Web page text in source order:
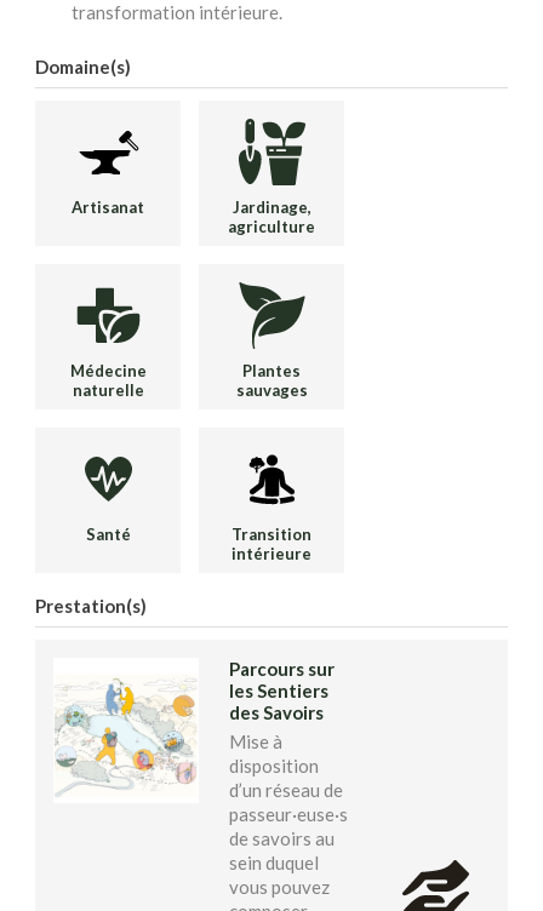
transformation intérieure.
Domaine(s)
Artisanat
Jardinage,
agriculture
Médecine
naturelle
Plantes
sauvages
Santé
Transition
intérieure
Prestation(s)
Parcours sur
les Sentiers
des Savoirs
Mise à
disposition
d’un réseau de
passeur·euse·s
de savoirs au
sein duquel
vous pouvez